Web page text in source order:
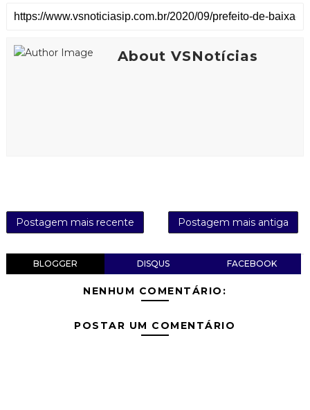
About VSNotícias
Postagem mais recente Postagem mais antiga
BLOGGER DISQUS FACEBOOK
NENHUM COMENTÁRIO:
POSTAR UM COMENTÁRIO